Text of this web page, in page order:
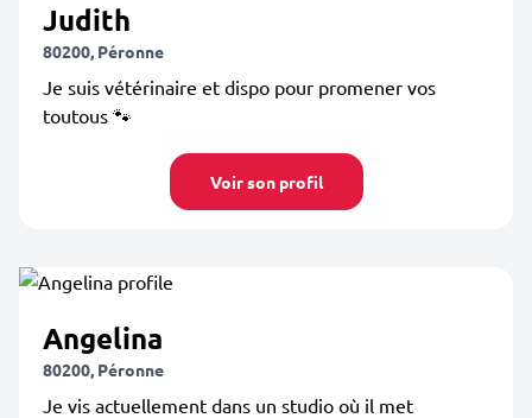
Judith
80200, Péronne
Je suis vétérinaire et dispo pour promener vos
toutous 🐾
Voir son profil
Angelina
80200, Péronne
Je vis actuellement dans un studio où il met